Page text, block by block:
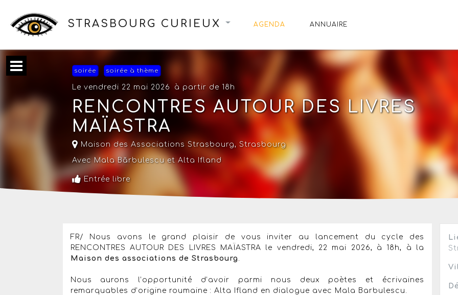
STRASBOURG CURIEUX AGENDA ANNUAIRE
soirée soirée à thème
Le vendredi 22 mai 2026 à partir de 18h
RENCONTRES AUTOUR DES LIVRES
MAÏASTRA
Maison des Associations Strasbourg, Strasbourg
Avec Mala Bărbulescu et Alta Ifland
Entrée libre
FR/ Nous avons le grand plaisir de vous inviter au lancement du cycle des
RENCONTRES AUTOUR DES LIVRES MAÏASTRA le vendredi, 22 mai 2026, à 18h, à la
Maison des associations de Strasbourg
Nous aurons l’opportunité d’avoir parmi nous deux poètes et écrivaines
remarquables d’origine roumaine : Alta Ifland en dialogue avec Mala Barbulescu.